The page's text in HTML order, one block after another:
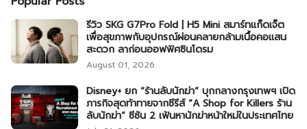
รีวิว SKG G7Pro Fold | H5 Mini สมาร์ทแก็ดเจ็ต
เพื่อสุขภาพกับอุปกรณ์ผ่อนคลายกล้ามเนื้อคอแสน
สะดวก ลาก่อนออฟฟิศซินโดรม
August 01, 2026
Disney+ ยก “ร้านลับนักฆ่า” บุกกลางกรุงเทพฯ เปิด
ภารกิจสุดท้าทายจากซีรีส์ “A Shop for Killers ร้าน
ลับนักฆ่า” ซีซัน 2 เฟ้นหานักฆ่าหน้าใหม่ในประเทศไทย